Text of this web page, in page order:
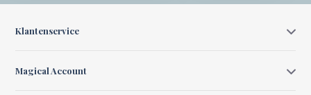
Klantenservice
Magical Account